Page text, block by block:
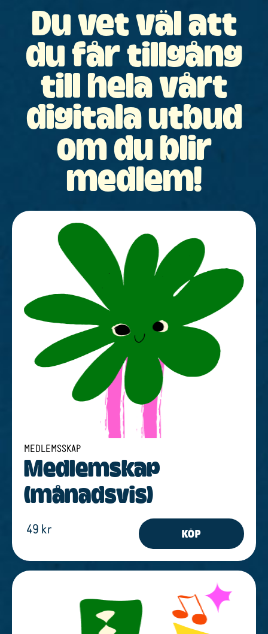
Du vet väl att
du får tillgång
till hela vårt
digitala utbud
om du blir
medlem!
MEDLEMSSKAP
Medlem­s­kap
(månads­vis)
49 kr KÖP